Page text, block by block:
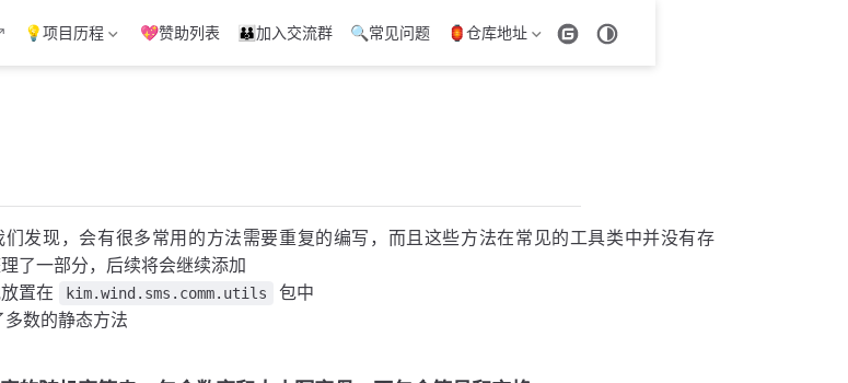
💡项目历程 💖赞助列表 👪加入交流群 🔍常见问题 🏮仓库地址
发现，会有很多常用的方法需要重复的编写，而且这些方法在常见的工具类中并没有存
了一部分，后续将会继续添加
置在
kim.wind.sms.comm.utils 包中
多数的静态方法